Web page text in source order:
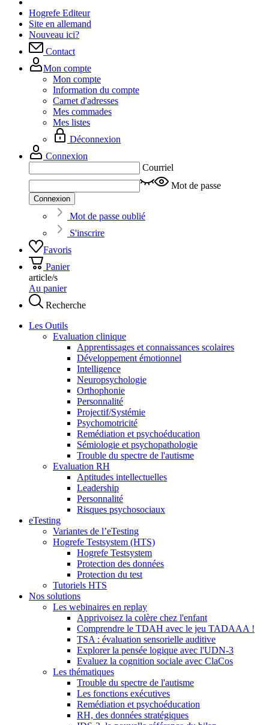
Hogrefe Editeur
Site en allemand
Nouveau ici?
Contact
Mon compte
Mon compte
Information du compte
Carnet d'adresses
Mes commades
Mes listes
Déconnexion
Connexion
Courriel
Mot de passe
Connexion
Mot de passe oublié
S'inscrire
Favoris
Panier
article/s
Au panier
Recherche
Les Outils
Evaluation clinique
Apprentissages et connaissances scolaires
Développement émotionnel
Intelligence
Neuropsychologie
Orthophonie
Personnalité
Projectif/Systémie
Psychomotricité
Remédiation et psychoéducation
Sémiologie et psychopathologie
Trouble du spectre de l'autisme
Evaluation RH
Aptitudes intellectuelles
Leadership
Personnalité
Risques psychosociaux
eTesting
Variantes de l’eTesting
Hogrefe Testsystem (HTS)
Hogrefe Testsystem
Protection des données
Protection du test
Tutoriels HTS
Nos solutions
Les webinaires en replay
Apprivoisez la colère chez l'enfant
Comprendre le TDAH avec le jeu TADAAA !
TSA : évaluation sensorielle auditive
Explorer la pensée logique avec l'UDN-3
Evaluez la cognition sociale avec ClaCos
Les thématiques
Trouble du spectre de l'autisme
Les fonctions exécutives
Remédiation et psychoéducation
RH, des données stratégiques